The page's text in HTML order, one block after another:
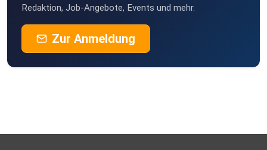
Redaktion, Job-Angebote, Events und mehr.
Zur Anmeldung